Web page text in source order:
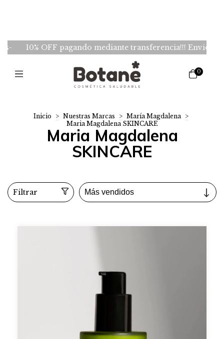
OFF pagando mediante transferencia!!! Envios GRATIS
0
Inicio > Nuestras Marcas > María Magdalena
>
Maria Magdalena SKINCARE
Maria Magdalena
SKINCARE
Filtrar